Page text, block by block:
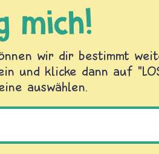
mich!
wir dir bestimmt
und klicke dann auf
auswählen.